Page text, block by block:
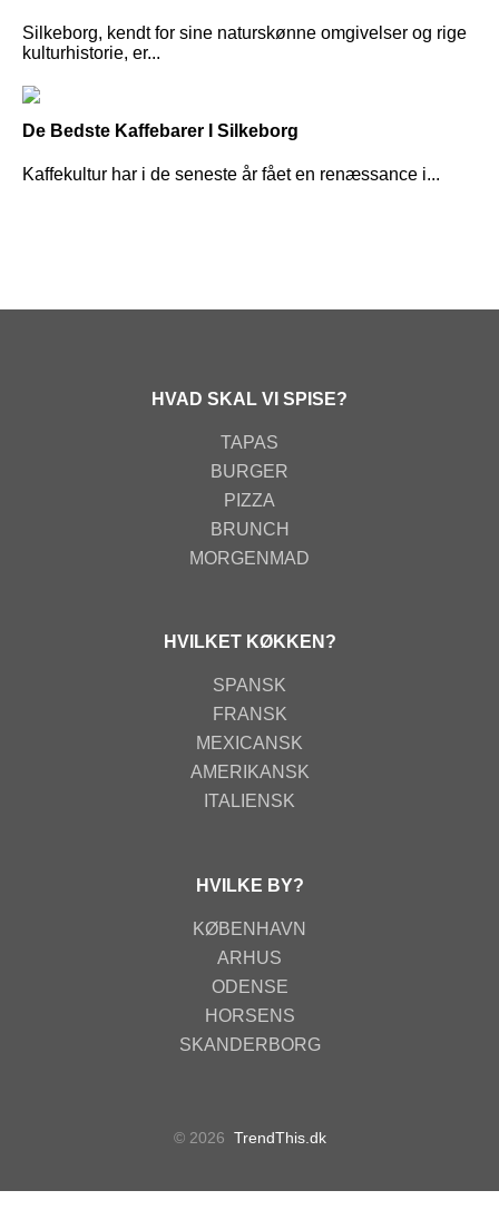
Silkeborg, kendt for sine naturskønne omgivelser og rige
kulturhistorie, er...
De Bedste Kaffebarer I Silkeborg
Kaffekultur har i de seneste år fået en renæssance i...
HVAD SKAL VI SPISE?
TAPAS
BURGER
PIZZA
BRUNCH
MORGENMAD
HVILKET KØKKEN?
SPANSK
FRANSK
MEXICANSK
AMERIKANSK
ITALIENSK
HVILKE BY?
KØBENHAVN
ARHUS
ODENSE
HORSENS
SKANDERBORG
© 2026 TrendThis.dk